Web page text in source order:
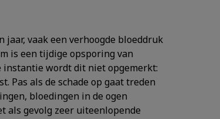
vaak een verhoogde bloeddruk
is een tijdige opsporing van
instantie wordt dit niet opgemerkt:
Pas als de schade op gaat treden
bloedingen in de ogen
als gevolg zeer uiteenlopende